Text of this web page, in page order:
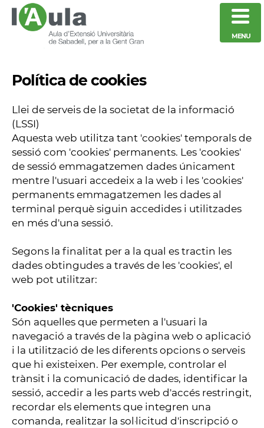
MENU
Política de cookies
Llei de serveis de la societat de la informació
(LSSI)
Aquesta web utilitza tant 'cookies' temporals de
sessió com 'cookies' permanents. Les 'cookies'
de sessió emmagatzemen dades únicament
mentre l'usuari accedeix a la web i les 'cookies'
permanents emmagatzemen les dades al
terminal perquè siguin accedides i utilitzades
en més d'una sessió.
Segons la finalitat per a la qual es tractin les
dades obtingudes a través de les 'cookies', el
web pot utilitzar:
'Cookies' tècniques
Són aquelles que permeten a l'usuari la
navegació a través de la pàgina web o aplicació
i la utilització de les diferents opcions o serveis
que hi existeixen. Per exemple, controlar el
trànsit i la comunicació de dades, identificar la
sessió, accedir a les parts web d'accés restringit,
recordar els elements que integren una
comanda, realitzar la sol·licitud d'inscripció o